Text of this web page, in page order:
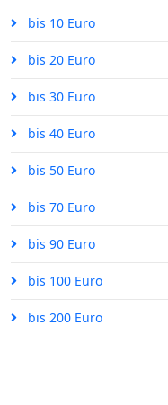
bis 10 Euro
bis 20 Euro
bis 30 Euro
bis 40 Euro
bis 50 Euro
bis 70 Euro
bis 90 Euro
bis 100 Euro
bis 200 Euro